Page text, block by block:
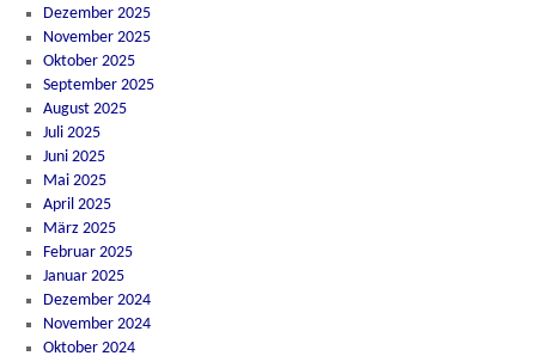
Dezember 2025
November 2025
Oktober 2025
September 2025
August 2025
Juli 2025
Juni 2025
Mai 2025
April 2025
März 2025
Februar 2025
Januar 2025
Dezember 2024
November 2024
Oktober 2024